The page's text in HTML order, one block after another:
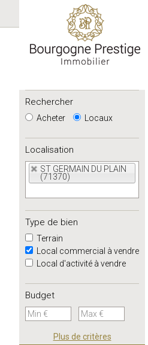
Rechercher
Acheter Locaux
Localisation
ST GERMAIN DU PLAIN
(71370)
Type de bien
Terrain
Local commercial à vendre
Local d'activité à vendre
Budget
Plus de critères